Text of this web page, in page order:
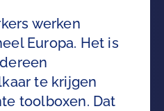
werken
Europa. Het is
te krijgen
toolboxen. Dat